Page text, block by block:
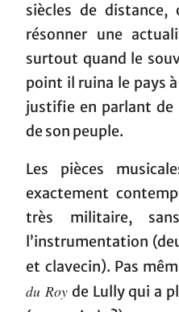
siècles de distance,
résonner une
surtout quand le
point il ruina le pays
justifie en parlant
de son peuple.
Les pièces
exactement
très militaire,
l’instrumentation
et clavecin). Pas
du Roy de Lully qui a